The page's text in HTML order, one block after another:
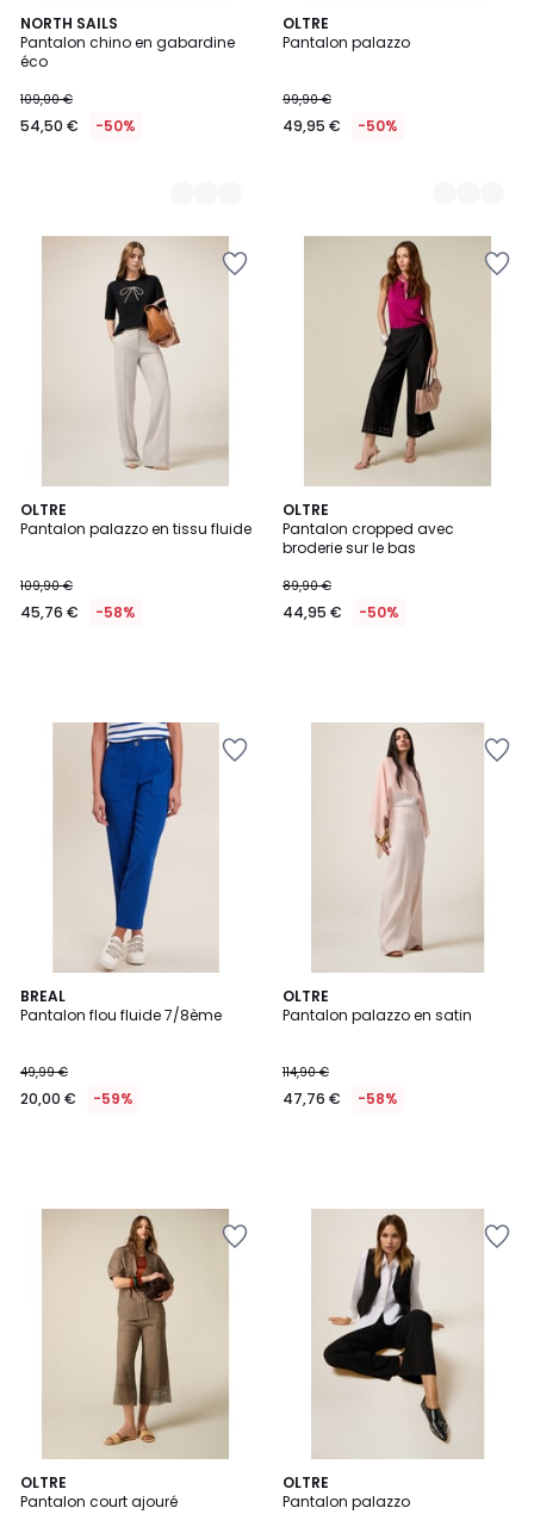
NORTH SAILS
Pantalon chino en gabardine
éco
109,00 €
54,50 € -50%
2
Couleurs
OLTRE
Pantalon palazzo
99,90 €
49,95 € -50%
3
Couleurs
OLTRE
Pantalon palazzo en tissu fluide
109,90 €
45,76 € -58%
OLTRE
Pantalon cropped avec
broderie sur le bas
89,90 €
44,95 € -50%
BREAL
Pantalon flou fluide 7/8ème
49,99 €
20,00 € -59%
OLTRE
Pantalon palazzo en satin
114,90 €
47,76 € -58%
OLTRE
Pantalon court ajouré
OLTRE
Pantalon palazzo
5
Couleurs